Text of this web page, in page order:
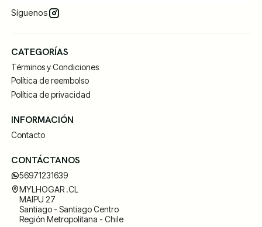
Síguenos
CATEGORÍAS
Términos y Condiciones
Política de reembolso
Política de privacidad
INFORMACIÓN
Contacto
CONTÁCTANOS
56971231639
MYLHOGAR .CL
MAIPU 27
Santiago - Santiago Centro
Región Metropolitana - Chile